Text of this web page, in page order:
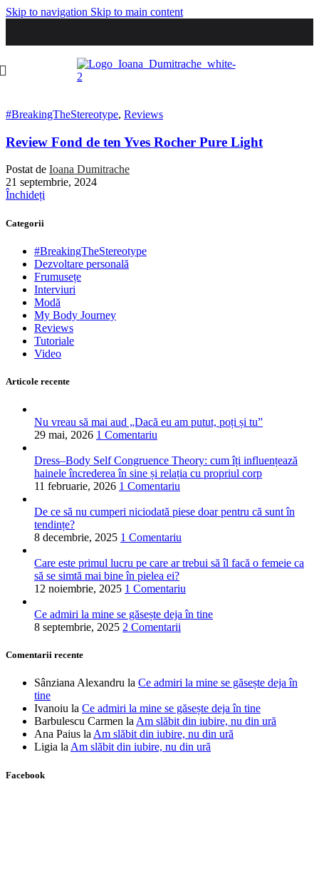
Skip to navigation Skip to main content
#BreakingTheStereotype, Reviews
Review Fond de ten Yves Rocher Pure Light
Postat de Ioana Dumitrache
21 septembrie, 2024
Închideți
Categorii
#BreakingTheStereotype
Dezvoltare personală
Frumusețe
Interviuri
Modă
My Body Journey
Reviews
Tutoriale
Video
Articole recente
Nu vreau să mai aud „Dacă eu am putut, poți și tu”
29 mai, 2026 1 Comentariu
Dress–Body Self Congruence Theory: cum îți influențează
hainele încrederea în sine și relația cu propriul corp
11 februarie, 2026 1 Comentariu
De ce să nu cumperi niciodată piese doar pentru că sunt în
tendințe?
8 decembrie, 2025 1 Comentariu
Care este primul lucru pe care ar trebui să îl facă o femeie ca
să se simtă mai bine în pielea ei?
12 noiembrie, 2025 1 Comentariu
Ce admiri la mine se găsește deja în tine
8 septembrie, 2025 2 Comentarii
Comentarii recente
Sânziana Alexandru la Ce admiri la mine se găsește deja în
tine
Ivanoiu la Ce admiri la mine se găsește deja în tine
Barbulescu Carmen laAm slăbit din iubire, nu din ură
Ana Paius laAm slăbit din iubire, nu din ură
Ligia laAm slăbit din iubire, nu din ură
Facebook